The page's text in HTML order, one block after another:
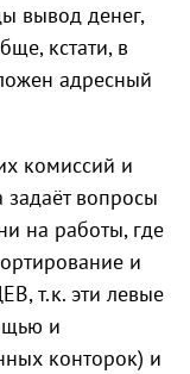
вывод денег,
кстати, в
адресный
комиссий и
вопросы
на работы, где
и
т.к. эти левые
и
конторок) и